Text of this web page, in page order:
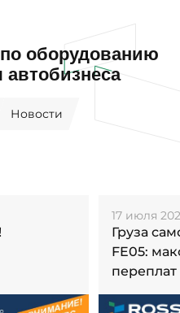
по оборудованию
автобизнеса
Новости
17 июля
Груза
FE05:
переплат